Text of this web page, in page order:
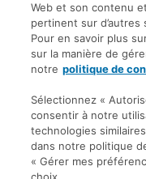
© 2026 Société d'avocats
réservés.
Politique de protection
Droit d’auteur
Avis de non-responsabilité
Modalités générales
Accessibilité
Web et son contenu
pertinent sur
Pour en savoir plus
sur la manière de
notre politique de
Sélectionnez «
consentir à notre
technologies
dans notre politique
« Gérer mes